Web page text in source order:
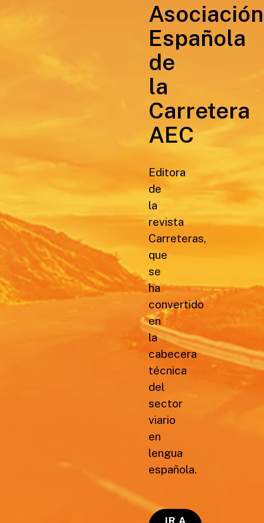
Asociación
Española
de
la
Carretera
AEC
Editora
de
la
revista
Carreteras,
que
se
ha
convertido
en
la
cabecera
técnica
del
sector
viario
en
lengua
española.